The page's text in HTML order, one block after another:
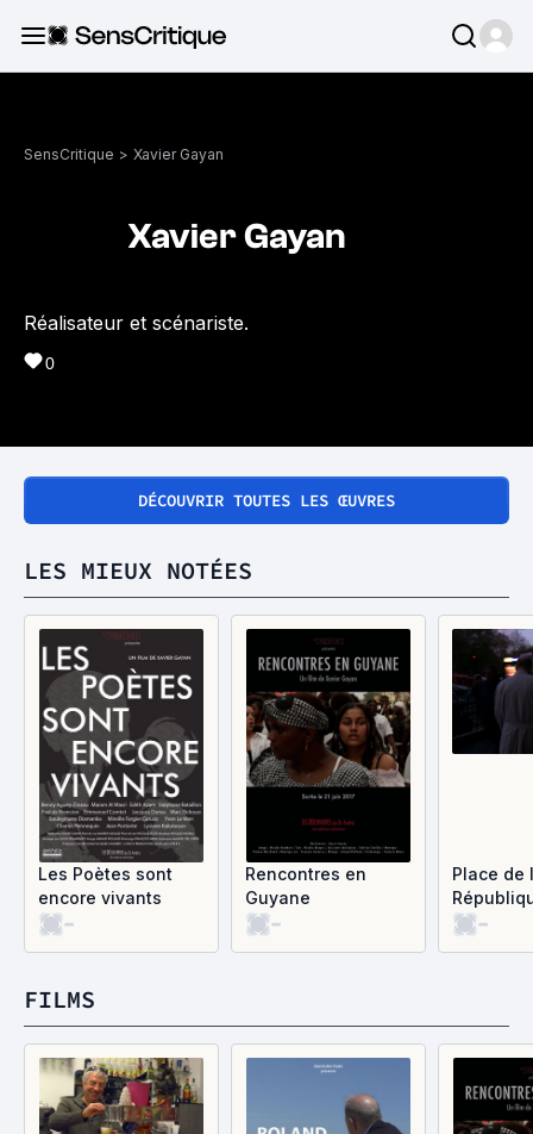
SensCritique > Xavier Gayan
Xavier Gayan
Réalisateur et scénariste.
0
DÉCOUVRIR TOUTES LES ŒUVRES
LES MIEUX NOTÉES
Les Poètes sont
encore vivants
-
Rencontres en
Guyane
-
Place de
plus tard
-
FILMS